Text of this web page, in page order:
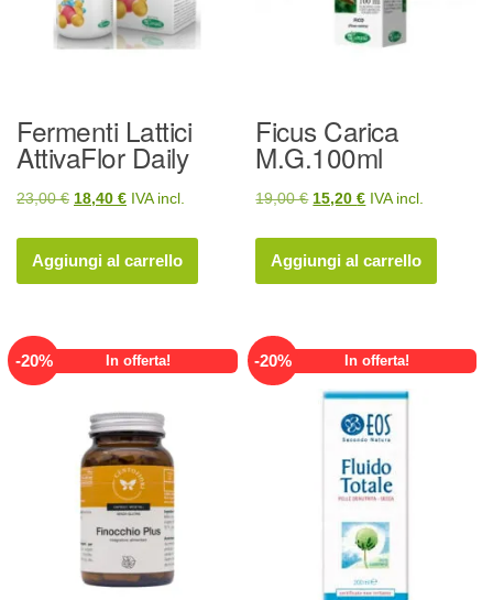
Fermenti Lattici
AttivaFlor Daily
23,00€ Il
originale
era:
18,40 €Il
attuale
è:
IVA incl.
Aggiungi al carrello
Ficus Carica
M.G.100ml
19,00€ Il
originale
era:
15,20€Il
attuale
è:
IVA incl.
Aggiungi al carrello
-20% In offerta! -20% In offerta!